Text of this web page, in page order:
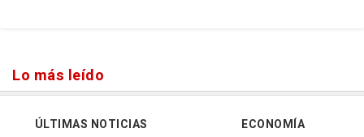
Lo más leído
ÚLTIMAS NOTICIAS
ECONOMÍA